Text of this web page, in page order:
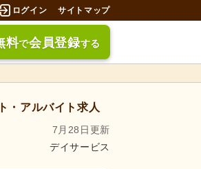
ログイン サイトマップ
料で会員登録する
・アルバイト求人
7月28日更新
デイサービス